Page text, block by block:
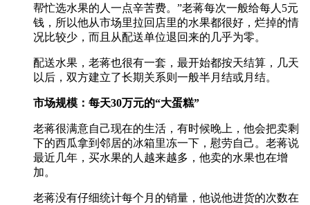
帮忙选水果的人一点辛苦费。”老蒋每次一般给每人5元
钱，所以他从市场里拉回店里的水果都很好，烂掉的情
况比较少，而且从配送单位退回来的几乎为零。
配送水果，老蒋也很有一套，最开始都按天结算，几天
以后，双方建立了长期关系则一般半月结或月结。
市场规模：每天30万元的“大蛋糕”
老蒋很满意自己现在的生活，有时候晚上，他会把卖剩
下的西瓜拿到邻居的冰箱里冻一下，慰劳自己。老蒋说
最近几年，买水果的人越来越多，他卖的水果也在增
加。
老蒋没有仔细统计每个月的销量，他说他进货的次数在